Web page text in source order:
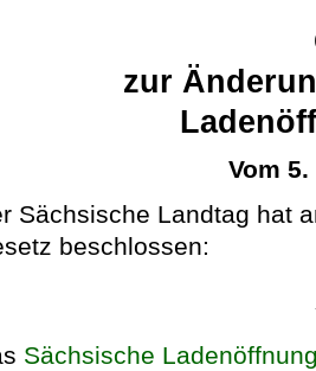
zur
Vom
Sächsische Landtag hat
beschlossen:
Sächsische